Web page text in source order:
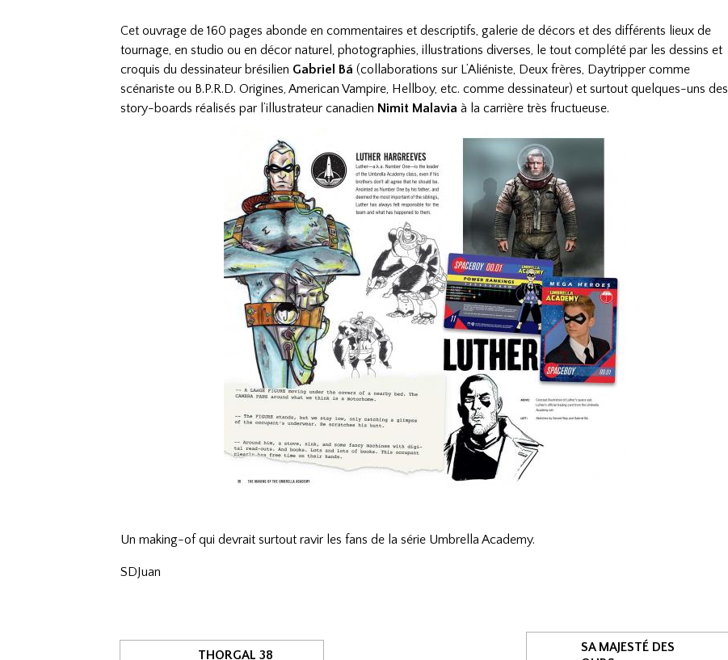
Cet ouvrage de 160 pages abonde en commentaires et descriptifs, galerie de décors et des différents lieux de
tournage, en studio ou en décor naturel, photographies, illustrations diverses, le tout complété par les dessins et
croquis du dessinateur brésilien Gabriel Bá (collaborations sur L’Aliéniste, Deux frères, Daytripper comme
scénariste ou B.P.R.D. Origines, American Vampire, Hellboy, etc. comme dessinateur) et surtout quelques-uns des
story-boards réalisés par l’illustrateur canadien Nimit Malavia à la carrière très fructueuse.
Un making-of qui devrait surtout ravir les fans de la série Umbrella Academy.
SDJuan
THORGAL 38
SA MAJESTÉ DES